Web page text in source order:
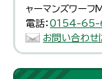
ャーマンズワー
電話：0154-65-
お問い合わせ